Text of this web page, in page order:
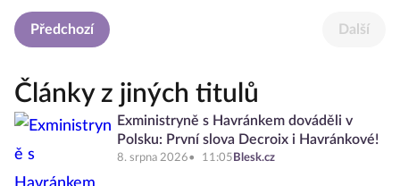
Předchozí Další
Články z jiných titulů
Exministryně s Havránkem dováděli v
Polsku: První slova Decroix i Havránkové!
8. srpna 2026 11:05 Blesk.cz